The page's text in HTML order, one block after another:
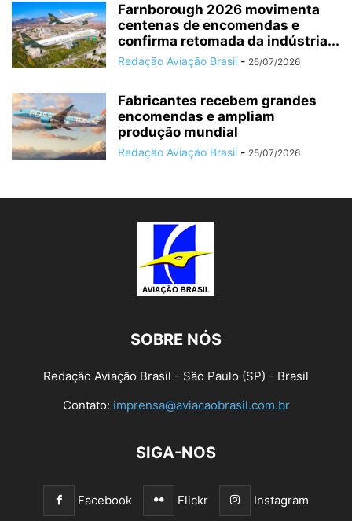
Farnborough 2026 movimenta
centenas de encomendas e
confirma retomada da indústria...
Redação Aviação Brasil - 25/07/2026
Fabricantes recebem grandes
encomendas e ampliam
produção mundial
Redação Aviação Brasil - 25/07/2026
SOBRE NÓS
Redação Aviação Brasil - São Paulo (SP) - Brasil
Contato: imprensa@aviacaobrasil.com.br
SIGA-NOS
Facebook Flickr Instagram